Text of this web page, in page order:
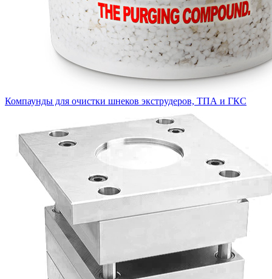
Компаунды для очистки шнеков экструдеров, ТПА и ГКС